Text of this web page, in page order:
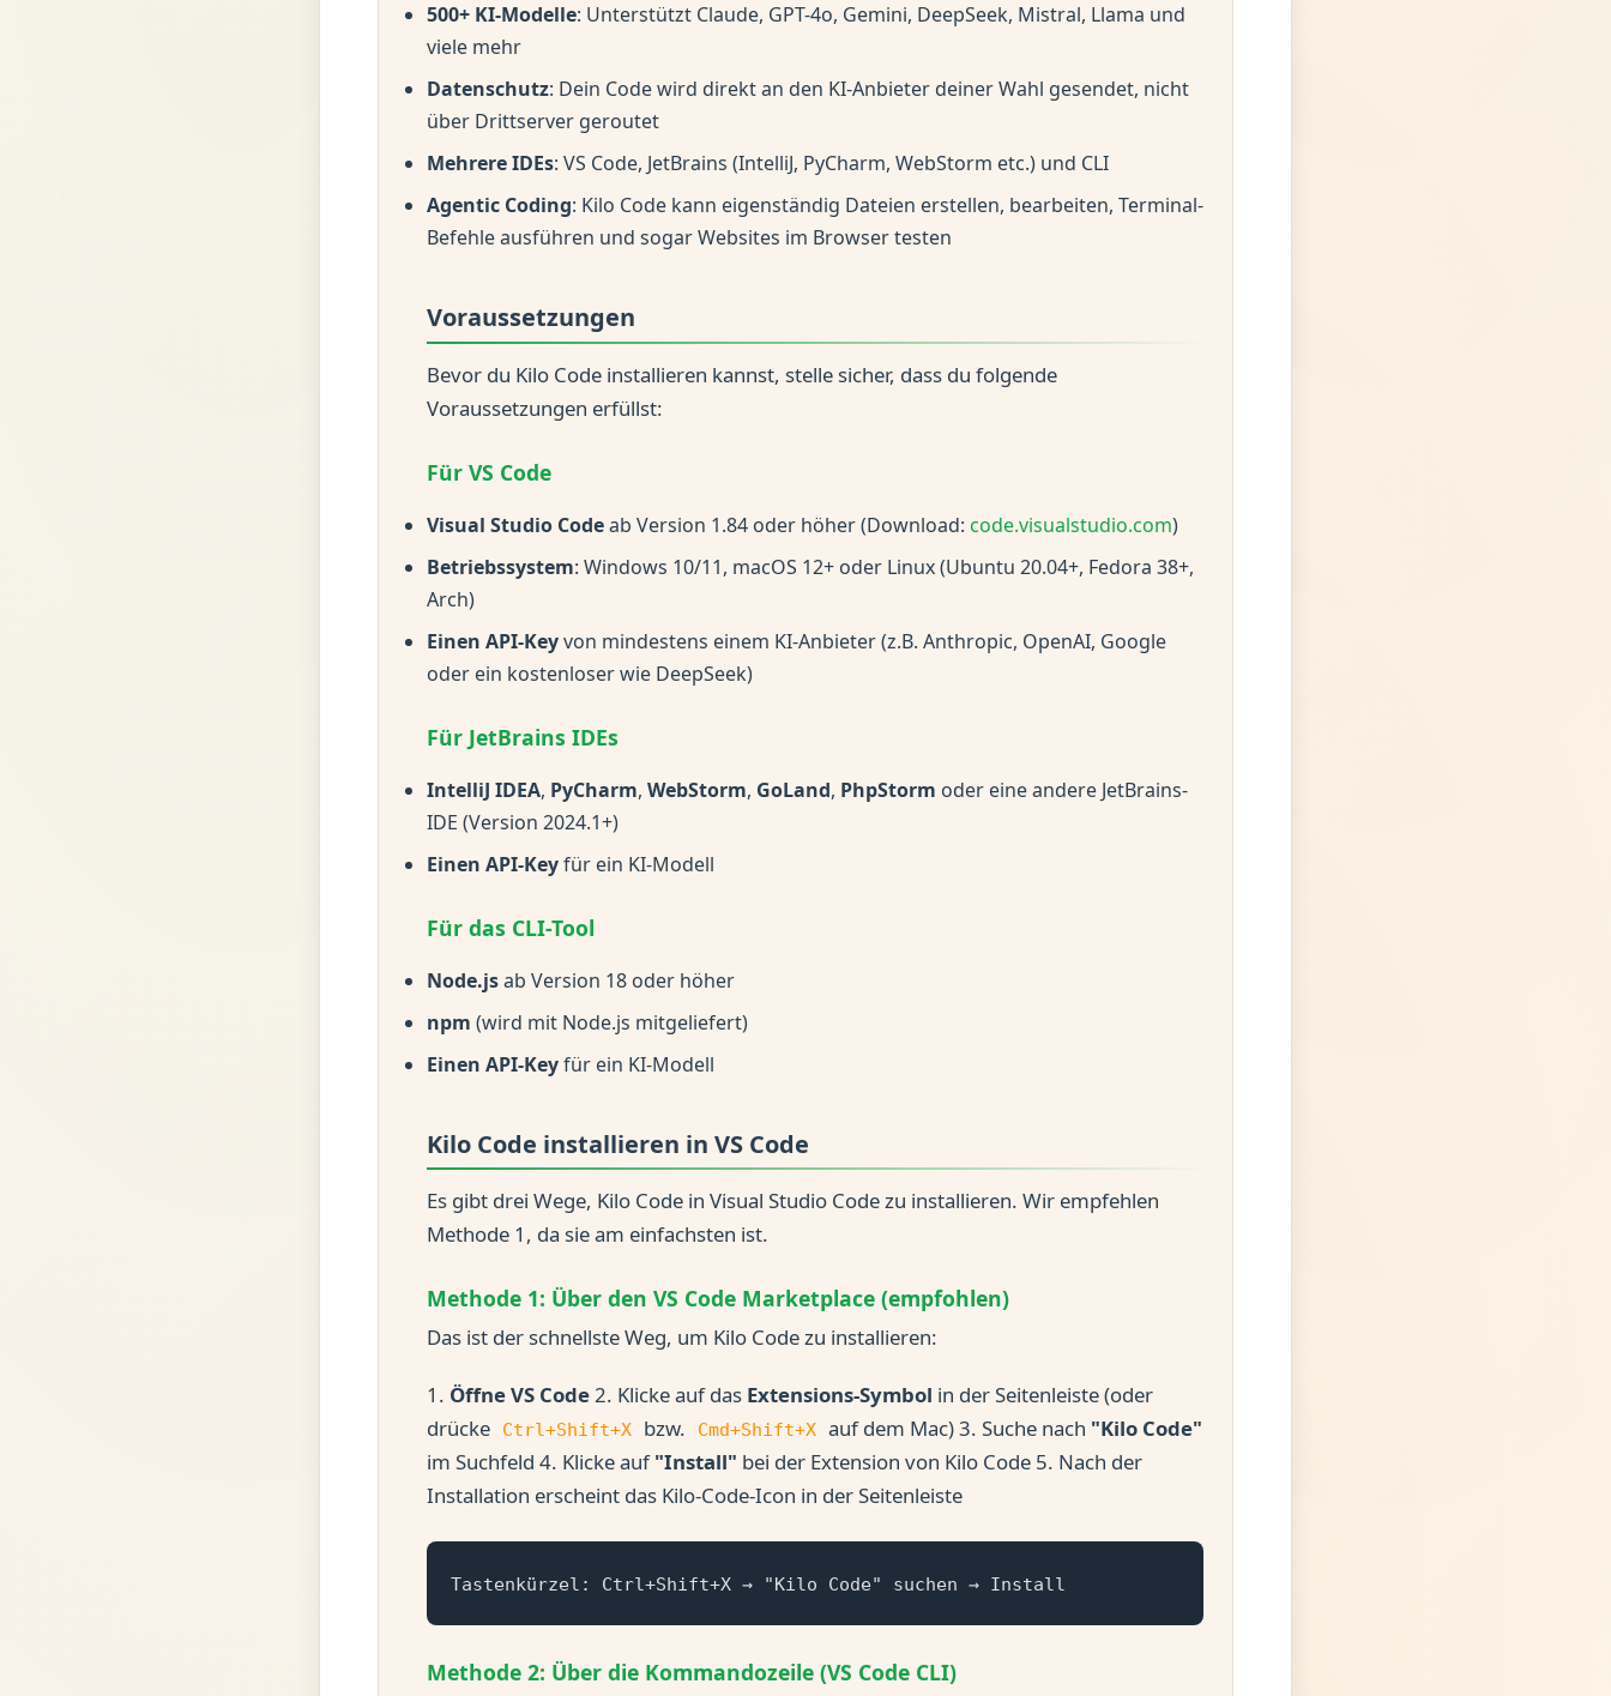
500+ KI-Modelle: Unterstützt Claude, GPT-4o, Gemini, DeepSeek, Mistral, Llama und
viele mehr
Datenschutz: Dein Code wird direkt an den KI-Anbieter deiner Wahl gesendet, nicht
über Drittserver geroutet
Mehrere IDEs: VS Code, JetBrains (IntelliJ, PyCharm, WebStorm etc.) und CLI
Agentic Coding: Kilo Code kann eigenständig Dateien erstellen, bearbeiten, Terminal-
Befehle ausführen und sogar Websites im Browser testen
Voraussetzungen
Bevor du Kilo Code installieren kannst, stelle sicher, dass du folgende
Voraussetzungen erfüllst:
Für VS Code
Visual Studio Codeab Version 1.84 oder höher (Download: code.visualstudio.com)
Betriebssystem: Windows 10/11, macOS 12+ oder Linux (Ubuntu 20.04+, Fedora 38+,
Arch)
Einen API-Keyvon mindestens einem KI-Anbieter (z.B. Anthropic, OpenAI, Google
oder ein kostenloser wie DeepSeek)
Für JetBrains IDEs
IntelliJ IDEA, PyCharm, WebStorm, GoLand, PhpStorm oder eine andere JetBrains-
IDE (Version 2024.1+)
Einen API-Keyfür ein KI-Modell
Für das CLI-Tool
Node.jsab Version 18 oder höher
npm (wird mit Node.js mitgeliefert)
Einen API-Keyfür ein KI-Modell
Kilo Code installieren in VS Code
Es gibt drei Wege, Kilo Code in Visual Studio Code zu installieren. Wir empfehlen
Methode 1, da sie am einfachsten ist.
Methode 1: Über den VS Code Marketplace (empfohlen)
Das ist der schnellste Weg, um Kilo Code zu installieren:
1. Öffne VS Code2. Klicke auf das Extensions-Symbol in der Seitenleiste (oder
drücke
Ctrl+Shift+X bzw. Cmd+Shift+X auf dem Mac) 3. Suche nach "Kilo Code"
im Suchfeld 4. Klicke auf"Install" bei der Extension von Kilo Code 5. Nach der
Installation erscheint das Kilo-Code-Icon in der Seitenleiste
Tastenkürzel: Ctrl+Shift+X → "Kilo Code" suchen → Install
Methode 2: Über die Kommandozeile (VS Code CLI)